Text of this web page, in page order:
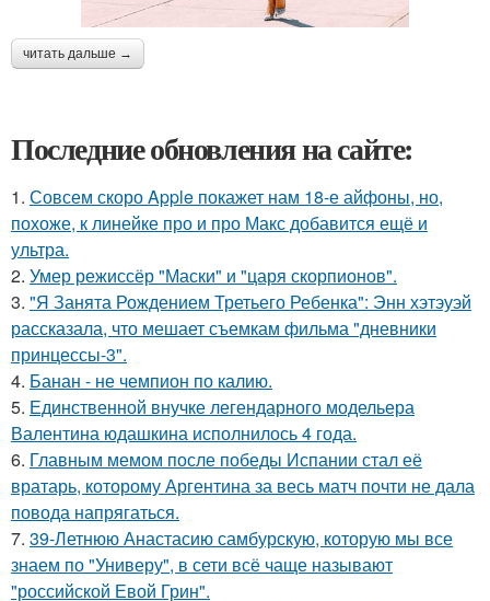
читать дальше →
Последние обновления на сайте:
1. Совсем скоро Apple покажет нам 18-е айфоны, но,
похоже, к линейке про и про Макс добавится ещё и
ультра.
2. Умер режиссёр "Маски" и "царя скорпионов".
3. "Я Занята Рождением Третьего Ребенка": Энн хэтэуэй
рассказала, что мешает съемкам фильма "дневники
принцессы-3".
4. Банан - не чемпион по калию.
5. Единственной внучке легендарного модельера
Валентина юдашкина исполнилось 4 года.
6. Главным мемом после победы Испании стал её
вратарь, которому Аргентина за весь матч почти не дала
повода напрягаться.
7. 39-Летнюю Анастасию самбурскую, которую мы все
знаем по "Универу", в сети всё чаще называют
"российской Евой Грин".